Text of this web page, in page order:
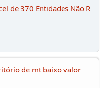
de 370 Entidades Não R
de mt baixo valor